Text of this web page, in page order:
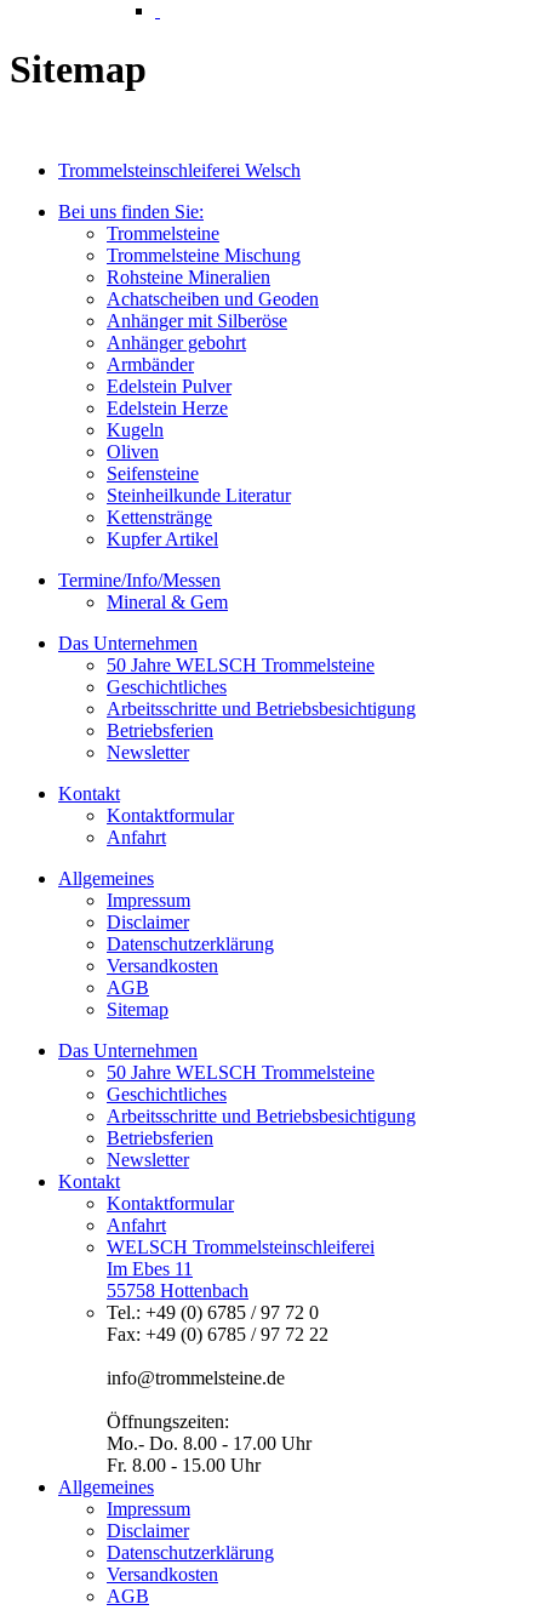
Sitemap
Trommelsteinschleiferei Welsch
Bei uns finden Sie:
Trommelsteine
Trommelsteine Mischung
Rohsteine Mineralien
Achatscheiben und Geoden
Anhänger mit Silberöse
Anhänger gebohrt
Armbänder
Edelstein Pulver
Edelstein Herze
Kugeln
Oliven
Seifensteine
Steinheilkunde Literatur
Kettenstränge
Kupfer Artikel
Termine/Info/Messen
Mineral & Gem
Das Unternehmen
50 Jahre WELSCH Trommelsteine
Geschichtliches
Arbeitsschritte und Betriebsbesichtigung
Betriebsferien
Newsletter
Kontakt
Kontaktformular
Anfahrt
Allgemeines
Impressum
Disclaimer
Datenschutzerklärung
Versandkosten
AGB
Sitemap
Das Unternehmen
50 Jahre WELSCH Trommelsteine
Geschichtliches
Arbeitsschritte und Betriebsbesichtigung
Betriebsferien
Newsletter
Kontakt
Kontaktformular
Anfahrt
WELSCH Trommelsteinschleiferei
Im Ebes 11
55758 Hottenbach
Tel.: +49 (0) 6785 / 97 72 0
Fax: +49 (0) 6785 / 97 72 22
info@trommelsteine.de
Öffnungszeiten:
Mo.- Do. 8.00 - 17.00 Uhr
Fr. 8.00 - 15.00 Uhr
Allgemeines
Impressum
Disclaimer
Datenschutzerklärung
Versandkosten
AGB